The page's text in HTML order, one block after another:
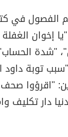
الفصول في
إخوان
"شدة
"سبب توبة
"اقرؤوا صحف
دار تكليف